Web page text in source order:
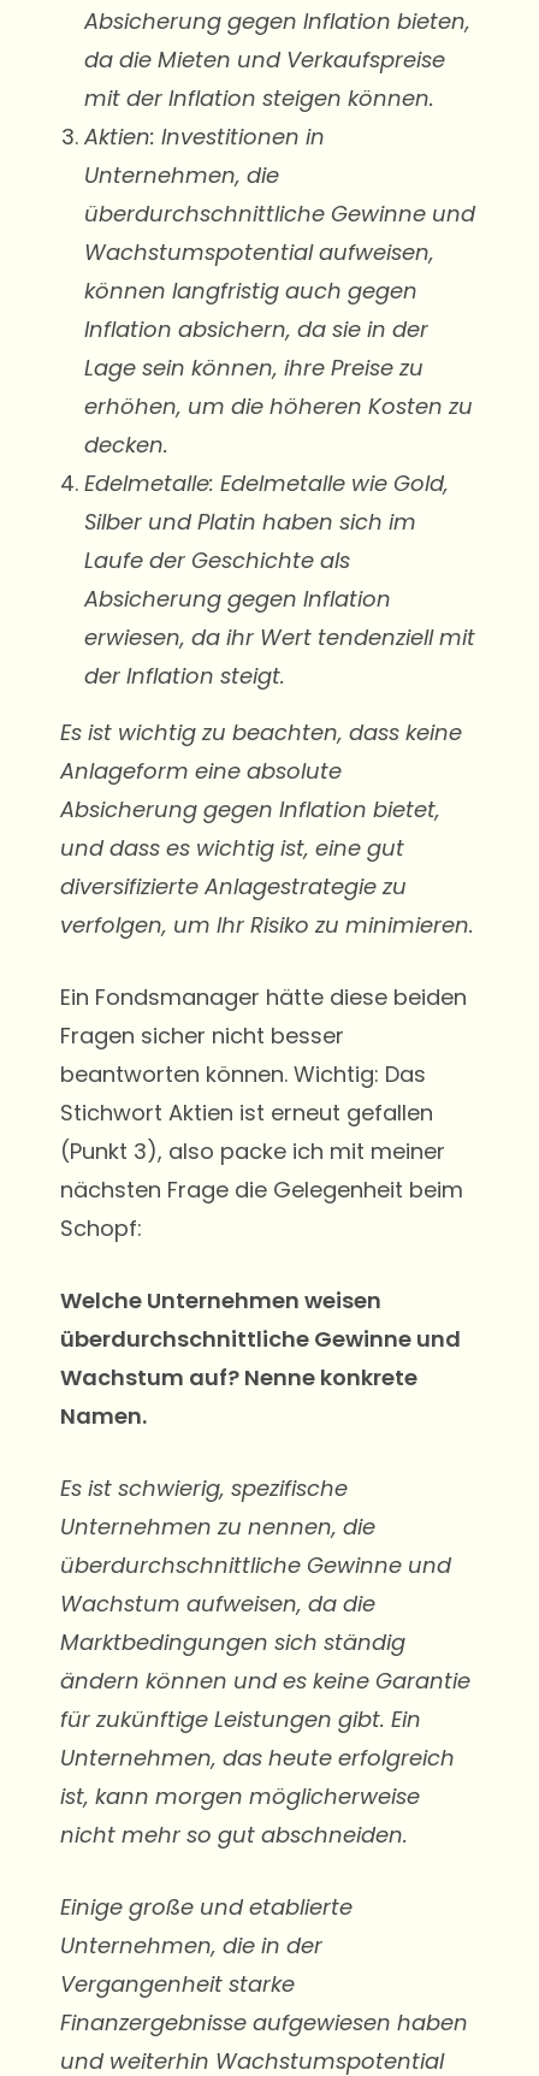
Absicherung gegen Inflation bieten,
da die Mieten und Verkaufspreise
mit der Inflation steigen können.
Aktien: Investitionen in
Unternehmen, die
überdurchschnittliche Gewinne und
Wachstumspotential aufweisen,
können langfristig auch gegen
Inflation absichern, da sie in der
Lage sein können, ihre Preise zu
erhöhen, um die höheren Kosten zu
decken.
Edelmetalle: Edelmetalle wie Gold,
Silber und Platin haben sich im
Laufe der Geschichte als
Absicherung gegen Inflation
erwiesen, da ihr Wert tendenziell mit
der Inflation steigt.
Es ist wichtig zu beachten, dass keine
Anlageform eine absolute
Absicherung gegen Inflation bietet,
und dass es wichtig ist, eine gut
diversifizierte Anlagestrategie zu
verfolgen, um Ihr Risiko zu minimieren.
Ein Fondsmanager hätte diese beiden
Fragen sicher nicht besser
beantworten können. Wichtig: Das
Stichwort Aktien ist erneut gefallen
(Punkt 3), also packe ich mit meiner
nächsten Frage die Gelegenheit beim
Schopf:
Welche Unternehmen weisen
überdurchschnittliche Gewinne und
Wachstum auf? Nenne konkrete
Namen.
Es ist schwierig, spezifische
Unternehmen zu nennen, die
überdurchschnittliche Gewinne und
Wachstum aufweisen, da die
Marktbedingungen sich ständig
ändern können und es keine Garantie
für zukünftige Leistungen gibt. Ein
Unternehmen, das heute erfolgreich
ist, kann morgen möglicherweise
nicht mehr so gut abschneiden.
Einige große und etablierte
Unternehmen, die in der
Vergangenheit starke
Finanzergebnisse aufgewiesen haben
und weiterhin Wachstumspotential